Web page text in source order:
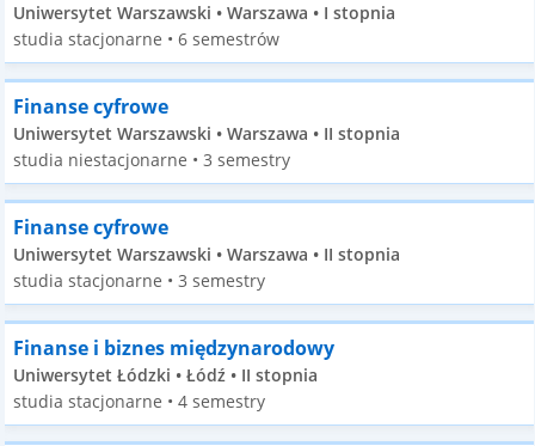
Uniwersytet Warszawski • Warszawa • I stopnia
studia stacjonarne • 6 semestrów
Finanse cyfrowe
Uniwersytet Warszawski • Warszawa • II stopnia
studia niestacjonarne • 3 semestry
Finanse cyfrowe
Uniwersytet Warszawski • Warszawa • II stopnia
studia stacjonarne • 3 semestry
Finanse i biznes międzynarodowy
Uniwersytet Łódzki • Łódź • II stopnia
studia stacjonarne • 4 semestry